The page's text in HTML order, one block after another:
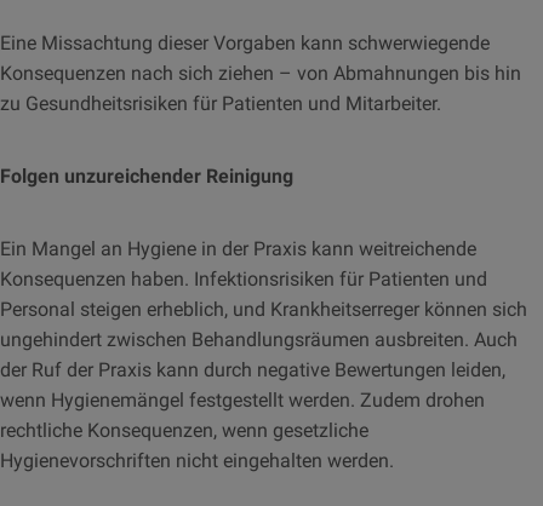
Eine Missachtung dieser Vorgaben kann schwerwiegende
Konsequenzen nach sich ziehen – von Abmahnungen bis hin
zu Gesundheitsrisiken für Patienten und Mitarbeiter.
Folgen unzureichender Reinigung
Ein Mangel an Hygiene in der Praxis kann weitreichende
Konsequenzen haben. Infektionsrisiken für Patienten und
Personal steigen erheblich, und Krankheitserreger können sich
ungehindert zwischen Behandlungsräumen ausbreiten. Auch
der Ruf der Praxis kann durch negative Bewertungen leiden,
wenn Hygienemängel festgestellt werden. Zudem drohen
rechtliche Konsequenzen, wenn gesetzliche
Hygienevorschriften nicht eingehalten werden.